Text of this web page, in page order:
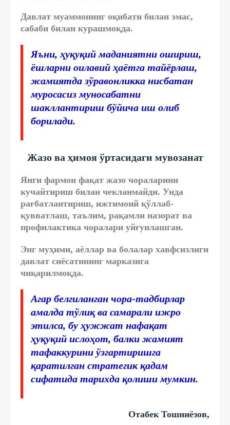
Давлат муаммонинг оқибати билан эмас,
сабаби билан курашмоқда.
Яъни, ҳуқуқий маданиятни ошириш,
ёшларни оилавий ҳаётга тайёрлаш,
жамиятда зўравонликка нисбатан
муросасиз муносабатни
шакллантириш бўйича иш олиб
борилади.
Жазо ва ҳимоя ўртасидаги мувозанат
Янги фармон фақат жазо чораларини
кучайтириш билан чекланмайди. Унда
рағбатлантириш, ижтимоий қўллаб-
қувватлаш, таълим, рақамли назорат ва
профилактика чоралари уйғунлашган.
Энг муҳими, аёллар ва болалар хавфсизлиги
давлат сиёсатининг марказига
чиқарилмоқда.
Агар белгиланган чора-тадбирлар
амалда тўлиқ ва самарали ижро
этилса, бу ҳужжат нафақат
ҳуқуқий ислоҳот, балки жамият
тафаккурини ўзгартиришга
қаратилган стратегик қадам
сифатида тарихда қолиши мумкин.
Отабек Тошниёзов,